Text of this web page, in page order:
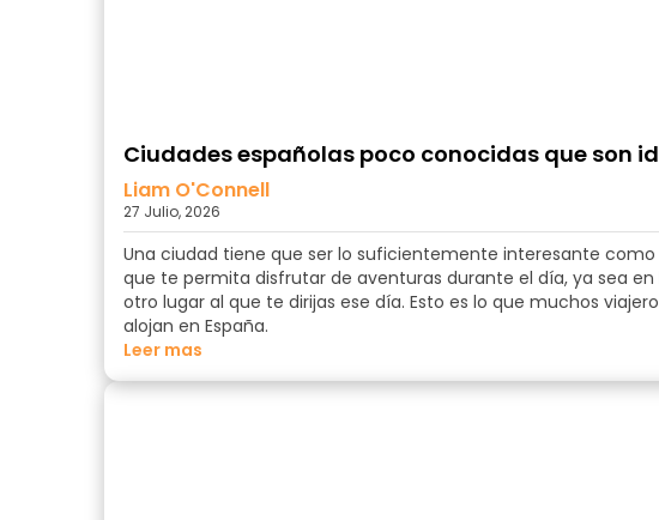
Ciudades españolas poco conocidas que son
Liam O'Connell
27 Julio, 2026
Una ciudad tiene que ser lo suficientemente interesante
que te permita disfrutar de aventuras durante el día, ya sea
otro lugar al que te dirijas ese día. Esto es lo que muchos
alojan en España.
Leer mas